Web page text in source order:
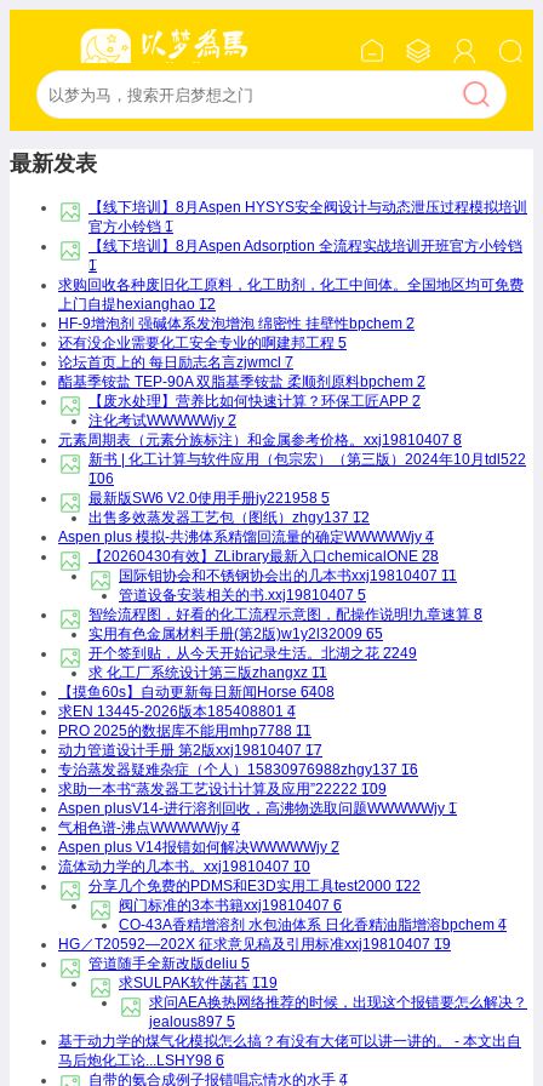
最新发表
【线下培训】8月Aspen HYSYS安全阀设计与动态泄压过程模拟培训
官方小铃铛 1
【线下培训】8月Aspen Adsorption 全流程实战培训开班官方小铃铛
1
求购回收各种废旧化工原料，化工助剂，化工中间体。全国地区均可免费
上门自提hexianghao 12
HF-9增泡剂 强碱体系发泡增泡 绵密性 挂壁性bpchem 2
还有没企业需要化工安全专业的啊建邦工程 5
论坛首页上的 每日励志名言zjwmcl 7
酯基季铵盐 TEP-90A 双脂基季铵盐 柔顺剂原料bpchem 2
【废水处理】营养比如何快速计算？ 环保工匠APP 2
注化考试WWWWWjy 2
元素周期表（元素分族标注）和金属参考价格。 xxj19810407 8
新书 | 化工计算与软件应用（包宗宏）（第三版）2024年10月tdl522
106
最新版SW6 V2.0使用手册jy221958 5
出售多效蒸发器工艺包（图纸） zhgy137 12
Aspen plus 模拟-共沸体系精馏回流量的确定WWWWWjy 4
【20260430有效】ZLibrary最新入口chemicalONE 28
国际钼协会和不锈钢协会出的几本书xxj19810407 11
管道设备安装相关的书.xxj19810407 5
智绘流程图，好看的化工流程示意图，配操作说明!九章速算 8
实用有色金属材料手册(第2版)w1y2l32009 65
开个签到贴，从今天开始记录生活。 北湖之花 2249
求 化工厂系统设计第三版zhangxz 11
【摸鱼60s】自动更新每日新闻Horse 6408
求EN 13445-2026版本185408801 4
PRO 2025的数据库不能用mhp7788 11
动力管道设计手册 第2版xxj19810407 17
专治蒸发器疑难杂症（个人）15830976988zhgy137 16
求助一本书“蒸发器工艺设计计算及应用”22222 109
Aspen plusV14-进行溶剂回收，高沸物选取问题WWWWWjy 1
气相色谱-沸点WWWWWjy 4
Aspen plus V14报错如何解决WWWWWjy 2
流体动力学的几本书。 xxj19810407 10
分享几个免费的PDMS和E3D实用工具test2000 122
阀门标准的3本书籍xxj19810407 6
CO-43A香精增溶剂 水包油体系 日化香精油脂增溶bpchem 4
HG／T20592—202X 征求意见稿及引用标准xxj19810407 19
管道随手全新改版deliu 5
求SULPAK软件菡萏 119
求问AEA换热网络推荐的时候，出现这个报错要怎么解决？
jealous897 5
基于动力学的煤气化模拟怎么搞？有没有大佬可以讲一讲的。 - 本文出自
马后炮化工论...LSHY98 6
自带的氨合成例子报错唱忘情水的水手 4